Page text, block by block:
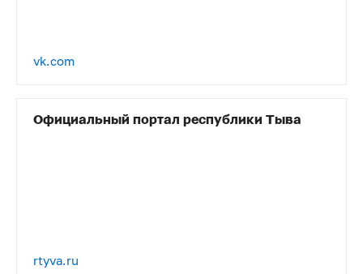
vk.com
Официальный портал республики Тыва
rtyva.ru